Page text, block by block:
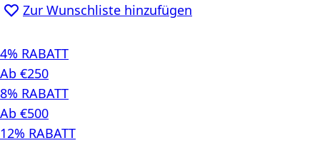
Zur Wunschliste hinzufügen
4% RABATT
Ab €250
8% RABATT
Ab €500
12% RABATT